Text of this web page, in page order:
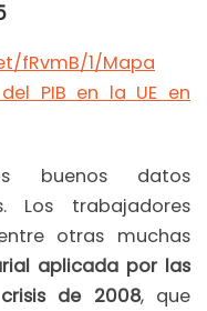
fRvmB/1/Mapa
PIB en la UE en
datos
Los trabajadores
otras muchas
aplicada por las
de 2008, que